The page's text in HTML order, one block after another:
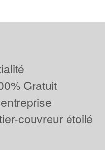
Gratuit
couvreur étoilé